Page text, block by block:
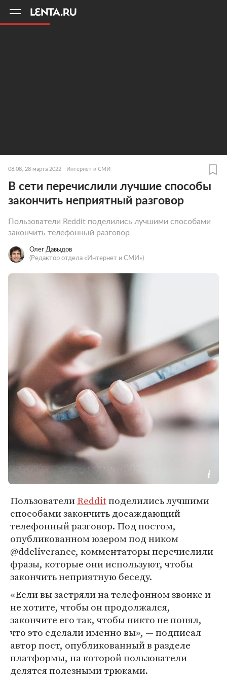
08:08, 28 марта 2022 Интернет и СМИ
В сети перечислили лучшие способы
закончить неприятный разговор
Пользователи Reddit поделились лучшими способами
закончить телефонный разговор
Олег Давыдов
(Редактор отдела «Интернет и СМИ»)
ПользователиRedditподелились лучшими
способами закончить досаждающий
телефонный разговор. Под постом,
опубликованном юзером под ником
@ddeliverance, комментаторы перечислили
фразы, которые они используют, чтобы
закончить неприятную беседу.
«Если вы застряли на телефонном звонке и
не хотите, чтобы он продолжался,
закончите его так, чтобы никто не понял,
что это сделали именно вы», — подписал
автор пост, опубликованный в разделе
платформы, на которой пользователи
делятся полезными трюками.